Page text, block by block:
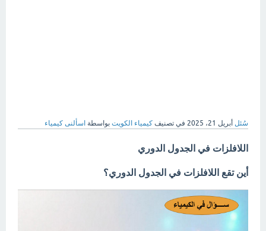
سُئل أبريل 21، 2025 في تصنيف كيمياء الكويت بواسطة اسألنى كيمياء
اللافلزات في الجدول الدوري
أين تقع اللافلزات في الجدول الدوري؟